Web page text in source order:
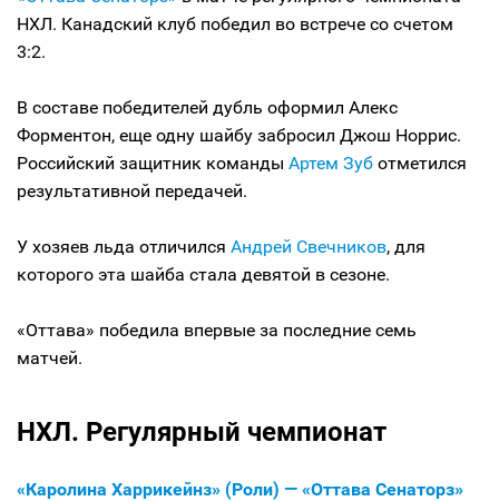
НХЛ. Канадский клуб победил во встрече со счетом
3:2.
В составе победителей дубль оформил Алекс
Форментон, еще одну шайбу забросил Джош Норрис.
Российский защитник команды Артем Зуб отметился
результативной передачей.
У хозяев льда отличился Андрей Свечников, для
которого эта шайба стала девятой в сезоне.
«Оттава» победила впервые за последние семь
матчей.
НХЛ. Регулярный чемпионат
«Каролина Харрикейнз» (Роли) — «Оттава Сенаторз»